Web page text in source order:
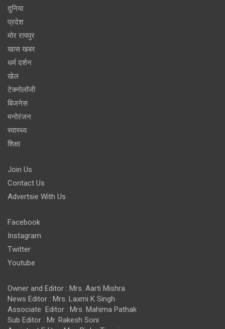
दुनिया
प्रदेश
मोर रायपुर
खास खबर
धर्म दर्शन
खेल
टेक्नोलॉजी
बिजनेस
मनोरंजन
स्वास्थ्य
शिक्षा
Join Us
Contact Us
Advertsie With Us
Facebook
Instagram
Twitter
Youtube
Owner and Editor : Mrs. Aarti Mishra
News Editor : Mrs. Laxmi K Singh
Associate Editor : Mrs. Mahima Pathak
Sub Editor : Mr. Rakesh Soni